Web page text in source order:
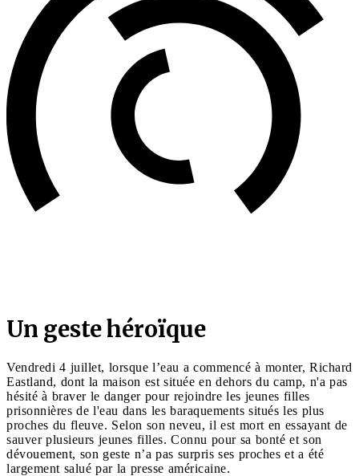
Un geste héroïque
Vendredi 4 juillet, lorsque l’eau a commencé à monter, Richard
Eastland, dont la maison est située en dehors du camp, n'a pas
hésité à braver le danger pour rejoindre les jeunes filles
prisonnières de l'eau dans les baraquements situés les plus
proches du fleuve. Selon son neveu, il est mort en essayant de
sauver plusieurs jeunes filles. Connu pour sa bonté et son
dévouement, son geste n’a pas surpris ses proches et a été
largement salué par la presse américaine.